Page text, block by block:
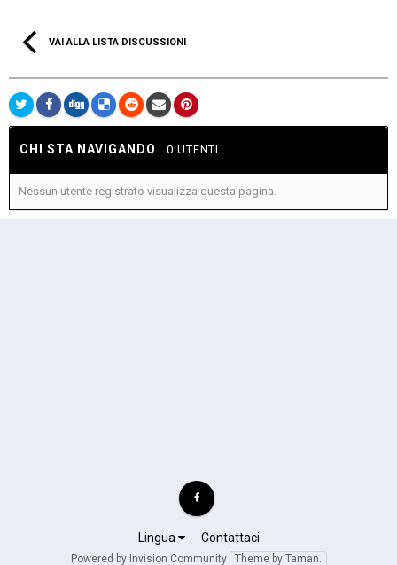
VAI ALLA LISTA DISCUSSIONI
CHI STA NAVIGANDO 0 UTENTI
Nessun utente registrato visualizza questa pagina.
Lingua Contattaci
Powered by Invision Community Theme by Taman.